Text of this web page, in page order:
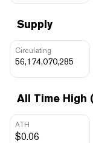
Supply
Circulating
56,174,070,285
All Time High
ATH
$0.06